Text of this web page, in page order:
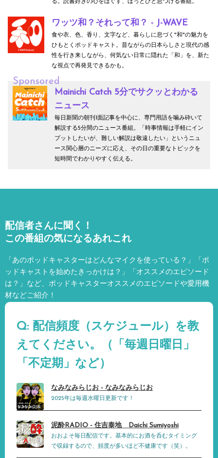
る。読書好きの心をほぐす、ほっとひと息つける番組。
ワッツ和？それって和？ - J-WAVE
食や衣、色、香り、文字など、暮らしに息づく"和"の魅力を
ひもとくポッドキャスト。昔ながらの日本らしさと現代の感
性を行き来しながら、何気ない日常に隠れた「和」を、新た
な視点で再発見できるかも。
Sponsored
Mainichi Catch 5分でサクッとわかる
ニュース
毎日新聞の朝刊1面記事を中心に、専門用語を噛み砕いて
解説する5分間のニュース番組。「時事情報は手軽にイン
プットしたいが、難しい解説は敬遠したい」というニュ
ース関心層のニーズに応え、その日の重要なトピックを
短時間でわかりやすく伝える。
配信者さんに聞く！
この番組の気になるあれこれ
「あのポッドキャスターはどんなマイクを使っている？」「ポ
ッドキャストを始めたきっかけは？」「オススメのエピソード
は？」など、 ポッドキャスターオススメのエピソードや愛用機
材などご紹介！
Q: 配信頻度（スケジュール）を教
えてください。（「毎週日曜日」
「不定期」など）
なみなみらじお - なみなみらじお
2025年は毎週水曜日更新です！
泥酔RADIO - 住吉泰地 Daichi Sumiyoshi
おおよそ毎日配信です。基本的にお酒を呑むタイミング
で収録するので、頻度が多いほど不健康です（笑）。